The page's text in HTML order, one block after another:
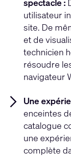
utilisateur
site. De
et de
technicien
résoudre
navigateur
Une
enceintes
catalogue
une
complète